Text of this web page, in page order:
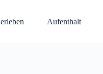
Aufenthalt